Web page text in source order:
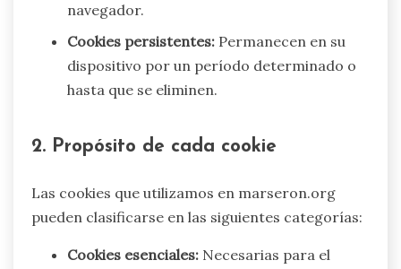
navegador.
Cookies persistentes: Permanecen en su
dispositivo por un período determinado o
hasta que se eliminen.
2. Propósito de cada cookie
Las cookies que utilizamos en marseron.org
pueden clasificarse en las siguientes categorías:
Cookies esenciales: Necesarias para el